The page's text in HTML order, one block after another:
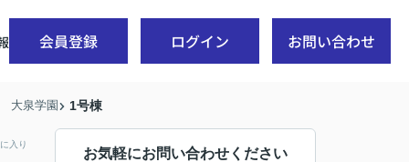
会員登録 ログイン お問い合わせ
大泉学園 1号棟
入り
お気軽にお問い合わせください